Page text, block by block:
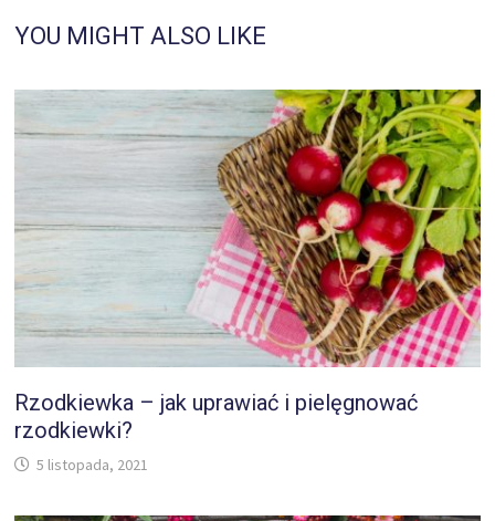
YOU MIGHT ALSO LIKE
Rzodkiewka – jak uprawiać i pielęgnować
rzodkiewki?
5 listopada, 2021